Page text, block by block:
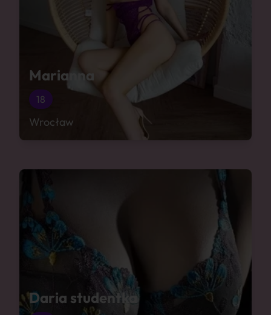
Marianna
18
Wrocław
Daria studentka